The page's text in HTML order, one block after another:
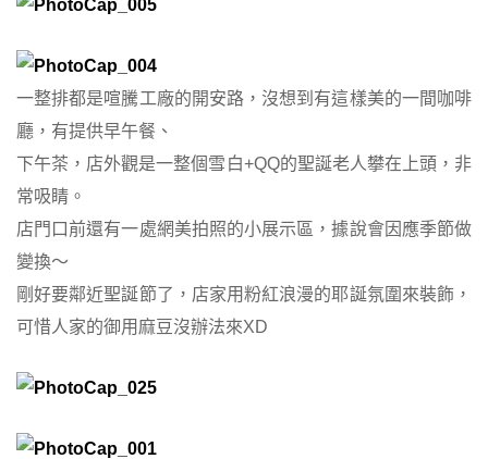
一整排都是喧騰工廠的開安路，沒想到有這樣美的一間咖啡
廳，有提供早午餐、
下午茶，店外觀是一整個雪白+QQ的聖誕老人攀在上頭，非
常吸睛。
店門口前還有一處網美拍照的小展示區，據說會因應季節做
變換～
剛好要鄰近聖誕節了，店家用粉紅浪漫的耶誕氛圍來裝飾，
可惜人家的御用麻豆沒辦法來XD